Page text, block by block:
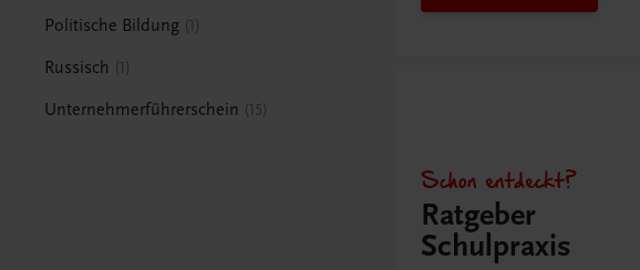
Politische Bildung 1
Russisch 1
Unternehmerführerschein 15
Schon entdeckt?
Ratgeber
Schulpraxis